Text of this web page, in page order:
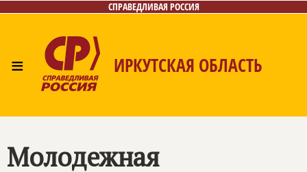
СПРАВЕДЛИВАЯ РОССИЯ
≡ ИРКУТСКАЯ ОБЛАСТЬ
Молодежная